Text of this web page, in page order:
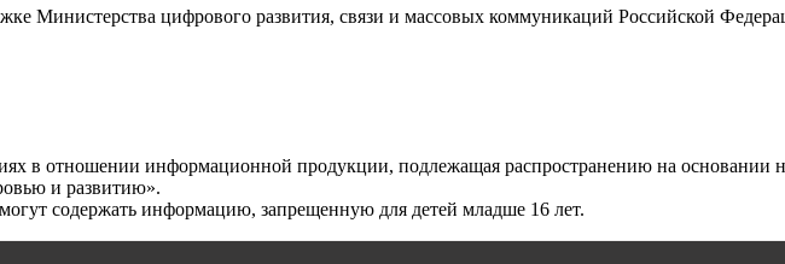
Министерства цифрового развития, связи и массовых коммуникаций Российской
в отношении информационной продукции, подлежащая распространению на основании
и развитию».
содержать информацию, запрещенную для детей младше 16 лет.